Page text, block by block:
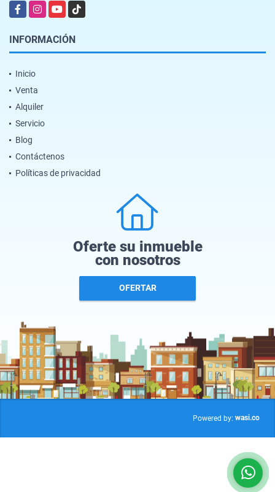
FacebookInstagramYouTubeTikTok
INFORMACIÓN
Inicio
Venta
Alquiler
Servicio
Blog
Contáctenos
Políticas de privacidad
Oferte su inmueble
con nosotros
OFERTAR
Powered by: wasi.co